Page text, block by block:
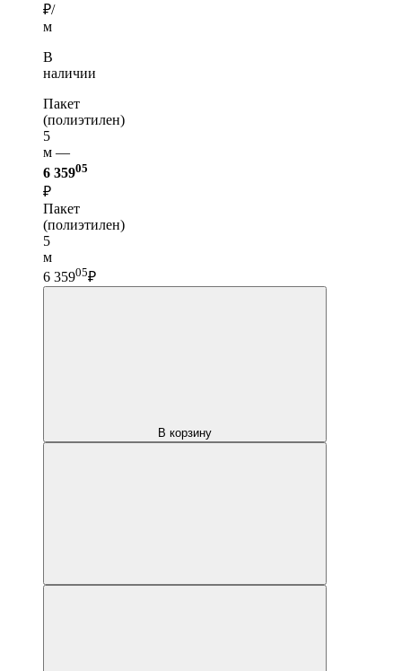
₽/
м
В
наличии
Пакет
(полиэтилен)
5
м —
6 35905
₽
Пакет
(полиэтилен)
5
м
6 35905₽
В корзину